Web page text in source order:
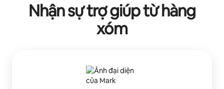
Nhận sự trợ giúp từ hàng
xóm